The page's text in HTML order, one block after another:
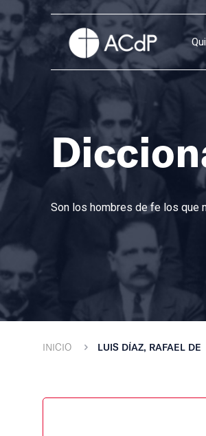
Son los hombres de fe los que
INICIO LUIS DÍAZ, RAFAEL DE